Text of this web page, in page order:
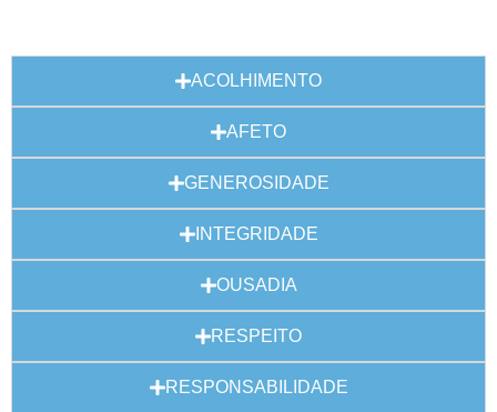
ACOLHIMENTO
AFETO
GENEROSIDADE
INTEGRIDADE
OUSADIA
RESPEITO
RESPONSABILIDADE